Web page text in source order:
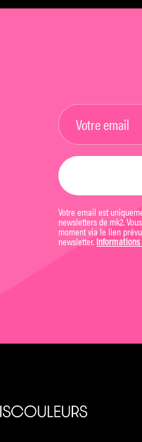
Votre email est
newsletters de mk2.
moment via le lien
newsletter.